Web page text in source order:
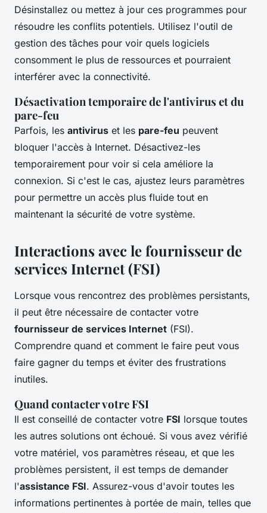
Désinstallez ou mettez à jour ces programmes pour
résoudre les conflits potentiels. Utilisez l'outil de
gestion des tâches pour voir quels logiciels
consomment le plus de ressources et pourraient
interférer avec la connectivité.
Désactivation temporaire de l'antivirus et du
pare-feu
Parfois, les antivirus et les pare-feu peuvent
bloquer l'accès à Internet. Désactivez-les
temporairement pour voir si cela améliore la
connexion. Si c'est le cas, ajustez leurs paramètres
pour permettre un accès plus fluide tout en
maintenant la sécurité de votre système.
Interactions avec le fournisseur de
services Internet (FSI)
Lorsque vous rencontrez des problèmes persistants,
il peut être nécessaire de contacter votre
fournisseur de services Internet (FSI).
Comprendre quand et comment le faire peut vous
faire gagner du temps et éviter des frustrations
inutiles.
Quand contacter votre FSI
Il est conseillé de contacter votre FSI lorsque toutes
les autres solutions ont échoué. Si vous avez vérifié
votre matériel, vos paramètres réseau, et que les
problèmes persistent, il est temps de demander
l'assistance FSI. Assurez-vous d'avoir toutes les
informations pertinentes à portée de main, telles que